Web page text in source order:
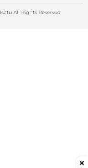
All Rights Reserved
×